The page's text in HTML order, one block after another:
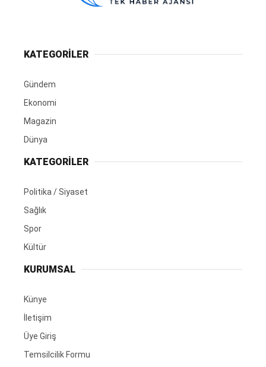
KATEGORİLER
Gündem
Ekonomi
Magazin
Dünya
KATEGORİLER
Politika / Siyaset
Sağlık
Spor
Kültür
KURUMSAL
Künye
İletişim
Üye Giriş
Temsilcilik Formu